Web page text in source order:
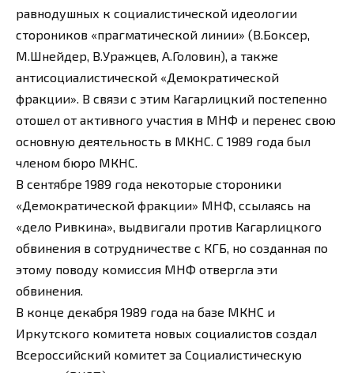
равнодушных к социалистической идеологии
стороников «прагматической линии» (В.Боксер,
М.Шнейдер, В.Уражцев, А.Головин), а также
антисоциалистической «Демократической
фракции». В связи с этим Кагарлицкий постепенно
отошел от активного участия в МНФ и перенес свою
основную деятельность в МКНС. С 1989 года был
членом бюро МКНС.
В сентябре 1989 года некоторые стороники
«Демократической фракции» МНФ, ссылаясь на
«дело Ривкина», выдвигали против Кагарлицкого
обвинения в сотрудничестве с КГБ, но созданная по
этому поводу комиссия МНФ отвергла эти
обвинения.
В конце декабря 1989 года на базе МКНС и
Иркутского комитета новых социалистов создал
Всероссийский комитет за Социалистическую